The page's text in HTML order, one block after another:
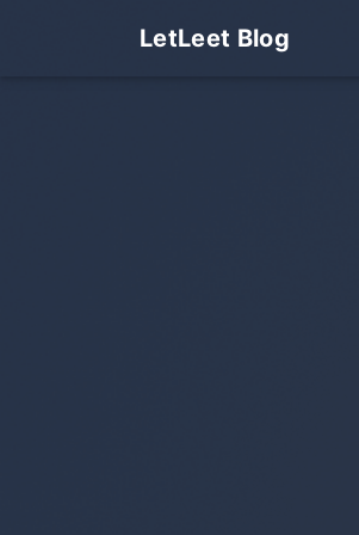
LetLeet Blog